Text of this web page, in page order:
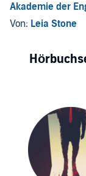
Akademie der
Jahr 1
Von: Leia Stone